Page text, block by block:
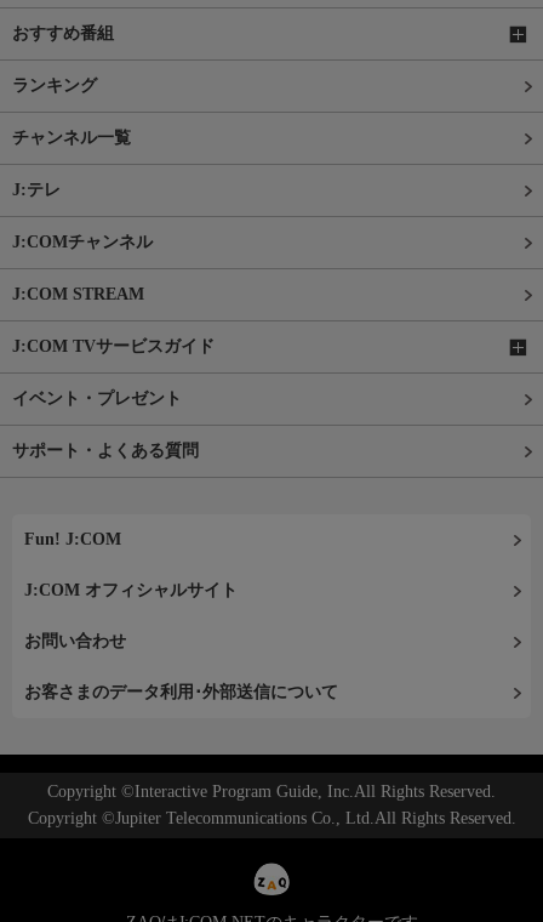
おすすめ番組
ランキング
チャンネル一覧
J:テレ
J:COMチャンネル
J:COM STREAM
J:COM TVサービスガイド
イベント・プレゼント
サポート・よくある質問
Fun! J:COM
J:COM オフィシャルサイト
お問い合わせ
お客さまのデータ利用･外部送信について
Copyright ©Interactive Program Guide, Inc.All Rights Reserved.
Copyright ©Jupiter Telecommunications Co., Ltd.All Rights Reserved.